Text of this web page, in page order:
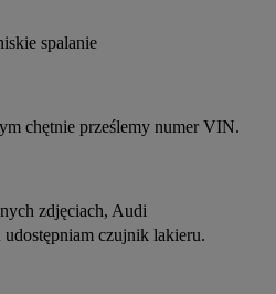
spalanie
chętnie prześlemy numer VIN.
zdjęciach, Audi
czujnik lakieru.